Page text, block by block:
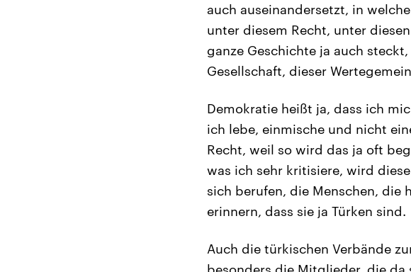
auch auseinandersetzt, in
unter diesem Recht, unter
ganze Geschichte ja auch
Gesellschaft, dieser
Demokratie heißt ja, dass ich
ich lebe, einmische und nicht
Recht, weil so wird das ja oft
was ich sehr kritisiere, wird
sich berufen, die Menschen, die
erinnern, dass sie ja Türken sind.
Auch die türkischen Verbände